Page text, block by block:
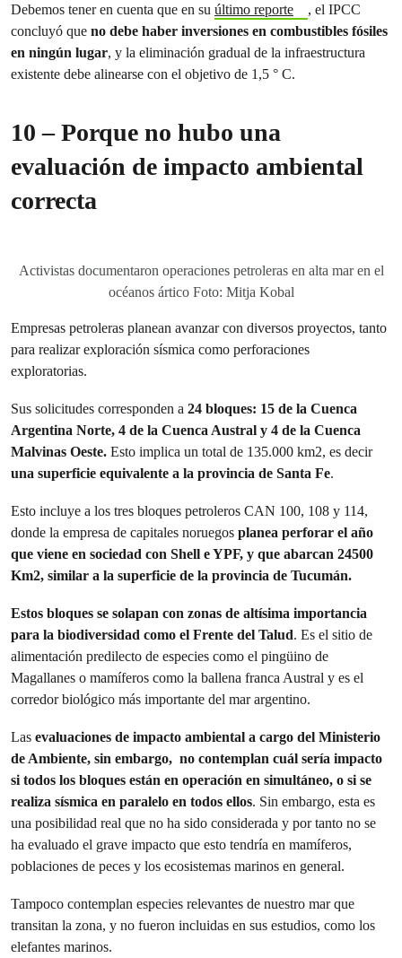
Debemos tener en cuenta que en su último reporte
, el IPCC
concluyó que no debe haber inversiones en combustibles fósiles
en ningún lugar, y la eliminación gradual de la infraestructura
existente debe alinearse con el objetivo de 1,5 ° C.
10 – Porque no hubo una
evaluación de impacto ambiental
correcta
Activistas documentaron operaciones petroleras en alta mar en el
océanos ártico Foto: Mitja Kobal
Empresas petroleras planean avanzar con diversos proyectos, tanto
para realizar exploración sísmica como perforaciones
exploratorias.
Sus solicitudes corresponden a 24 bloques: 15 de la Cuenca
Argentina Norte, 4 de la Cuenca Austral y 4 de la Cuenca
Malvinas Oeste. Esto implica un total de 135.000 km2, es decir
una superficie equivalente a la provincia de Santa Fe.
Esto incluye a los tres bloques petroleros CAN 100, 108 y 114,
donde la empresa de capitales noruegos planea perforar el año
que viene en sociedad con Shell e YPF, y que abarcan 24500
Km2, similar a la superficie de la provincia de Tucumán.
Estos bloques se solapan con zonas de altísima importancia
para la biodiversidad como el Frente del Talud. Es el sitio de
alimentación predilecto de especies como el pingüino de
Magallanes o mamíferos como la ballena franca Austral y es el
corredor biológico más importante del mar argentino.
Las evaluaciones de impacto ambiental a cargo del Ministerio
de Ambiente, sin embargo, no contemplan cuál sería impacto
si todos los bloques están en operación en simultáneo, o si se
realiza sísmica en paralelo en todos ellos. Sin embargo, esta es
una posibilidad real que no ha sido considerada y por tanto no se
ha evaluado el grave impacto que esto tendría en mamíferos,
poblaciones de peces y los ecosistemas marinos en general.
Tampoco contemplan especies relevantes de nuestro mar que
transitan la zona, y no fueron incluidas en sus estudios, como los
elefantes marinos.